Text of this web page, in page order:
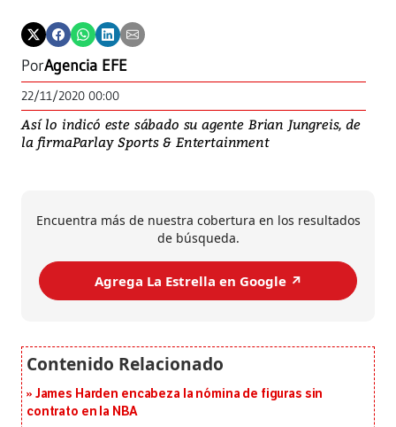
PorAgencia EFE
22/11/2020 00:00
Así lo indicó este sábado su agente Brian Jungreis, de
la firmaParlay Sports & Entertainment
Encuentra más de nuestra cobertura en los resultados
de búsqueda.
Agrega La Estrella en Google ↗️
James Harden encabeza la nómina de figuras sin
contrato en la NBA